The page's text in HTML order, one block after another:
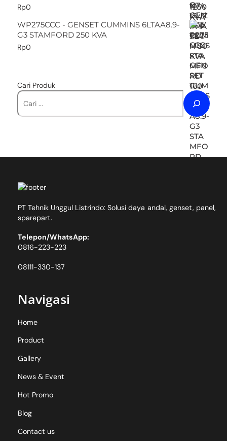
Rp0
WP275CCC - GENSET CUMMINS 6LTAA8.9-
G3 STAMFORD 250 KVA
Rp0
Cari Produk
PT Tehnik Unggul Listrindo: Solusi daya andal, genset, panel,
sparepart.
Telepon/WhatsApp:
0816-223-223
08111-330-137
Navigasi
Home
Product
Gallery
News & Event
Hot Promo
Blog
Contact us